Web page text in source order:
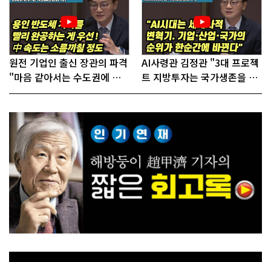
원전 기업인 출신 장관의 파격
"마음 같아서는 수도권에 원
전 짓고싶다"
AI사령관 김정관 "3대 프로젝
트 지방투자는 국가생존을 건
대전략"